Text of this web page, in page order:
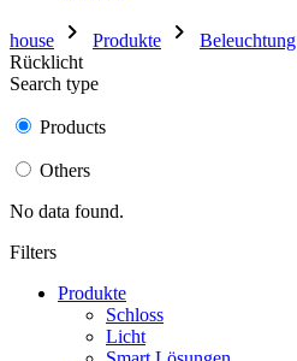
house chevron_right Produkte chevron_right Beleuchtung
Rücklicht
Search type
Products
Others
No data found.
Filters
Produkte
Schloss
Licht